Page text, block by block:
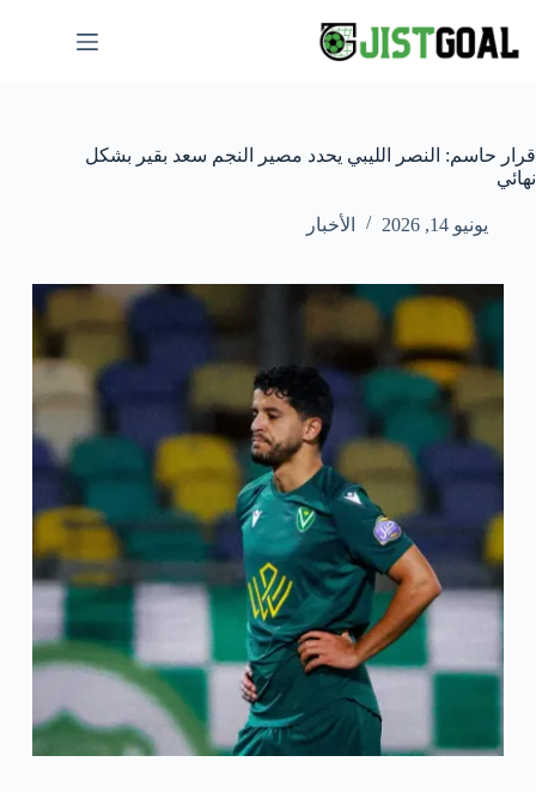
المحتوى
قرار حاسم: النصر الليبي يحدد مصير النجم سعد بقير بشكل
نهائي
يونيو 14, 2026 الأخبار